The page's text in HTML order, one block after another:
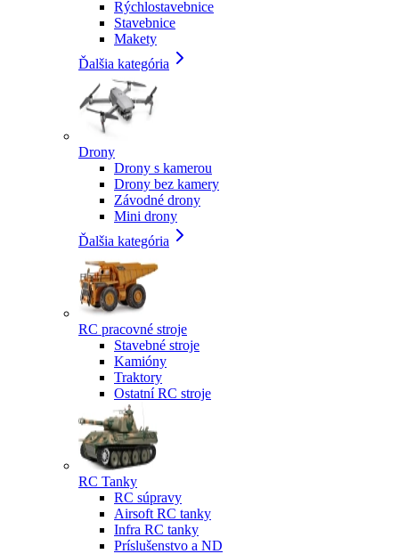
Rýchlostavebnice
Stavebnice
Makety
Ďalšia kategória
Drony
Drony s kamerou
Drony bez kamery
Závodné drony
Mini drony
Ďalšia kategória
RC pracovné stroje
Stavebné stroje
Kamióny
Traktory
Ostatní RC stroje
RC Tanky
RC súpravy
Airsoft RC tanky
Infra RC tanky
Príslušenstvo a ND